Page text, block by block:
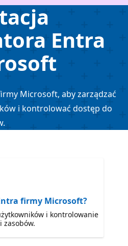
Entra
Microsoft, aby zarządzać
i kontrolować dostęp do
firmy Microsoft?
i kontrolowanie
zasobów.